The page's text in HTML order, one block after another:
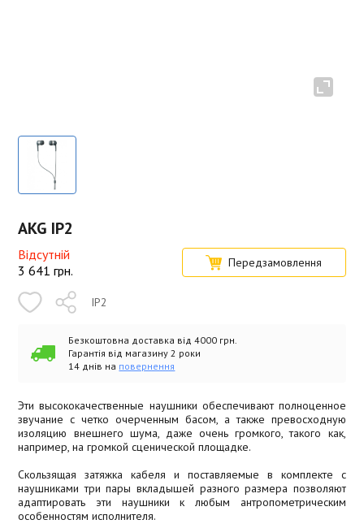
AKG IP2
Відсутній
3 641 грн. Передзамовлення
IP2
Безкоштовна доставка від 4000 грн.
Гарантія від магазину 2 роки
14 днів на повернення
Эти высококачественные наушники обеспечивают полноценное
звучание с четко очерченным басом, а также превосходную
изоляцию внешнего шума, даже очень громкого, такого как,
например, на громкой сценической площадке.
Скользящая затяжка кабеля и поставляемые в комплекте с
наушниками три пары вкладышей разного размера позволяют
адаптировать эти наушники к любым антропометрическим
особенностям исполнителя.